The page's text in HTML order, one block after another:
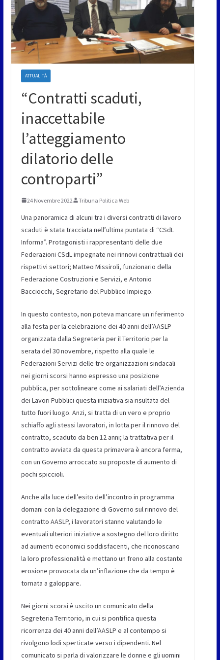
ATTUALITÀ
“Contratti scaduti,
inaccettabile
l’atteggiamento
dilatorio delle
controparti”
24 Novembre 2022 Tribuna Politica Web
Una panoramica di alcuni tra i diversi contratti di lavoro
scaduti è stata tracciata nell’ultima puntata di “CSdL
Informa”. Protagonisti i rappresentanti delle due
Federazioni CSdL impegnate nei rinnovi contrattuali dei
rispettivi settori; Matteo Missiroli, funzionario della
Federazione Costruzioni e Servizi, e Antonio
Bacciocchi, Segretario del Pubblico Impiego.
In questo contesto, non poteva mancare un riferimento
alla festa per la celebrazione dei 40 anni dell’AASLP
organizzata dalla Segreteria per il Territorio per la
serata del 30 novembre, rispetto alla quale le
Federazioni Servizi delle tre organizzazioni sindacali
nei giorni scorsi hanno espresso una posizione
pubblica, per sottolineare come ai salariati dell’Azienda
dei Lavori Pubblici questa iniziativa sia risultata del
tutto fuori luogo. Anzi, si tratta di un vero e proprio
schiaffo agli stessi lavoratori, in lotta per il rinnovo del
contratto, scaduto da ben 12 anni; la trattativa per il
contratto avviata da questa primavera è ancora ferma,
con un Governo arroccato su proposte di aumento di
pochi spiccioli.
Anche alla luce dell’esito dell’incontro in programma
domani con la delegazione di Governo sul rinnovo del
contratto AASLP, i lavoratori stanno valutando le
eventuali ulteriori iniziative a sostegno del loro diritto
ad aumenti economici soddisfacenti, che riconoscano
la loro professionalità e mettano un freno alla costante
erosione provocata da un’inflazione che da tempo è
tornata a galoppare.
Nei giorni scorsi è uscito un comunicato della
Segreteria Territorio, in cui si pontifica questa
ricorrenza dei 40 anni dell’AASLP e al contempo si
rivolgono lodi sperticate verso i dipendenti. Nel
comunicato si parla di valorizzare le donne e gli uomini